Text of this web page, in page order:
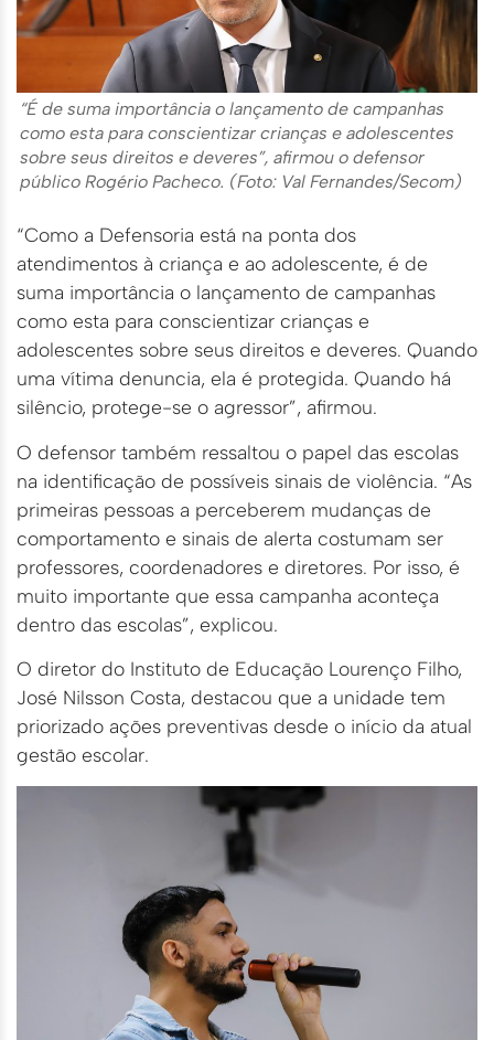
“É de suma importância o lançamento de campanhas
como esta para conscientizar crianças e adolescentes
sobre seus direitos e deveres”, afirmou o defensor
público Rogério Pacheco. (Foto: Val Fernandes/Secom)
“Como a Defensoria está na ponta dos
atendimentos à criança e ao adolescente, é de
suma importância o lançamento de campanhas
como esta para conscientizar crianças e
adolescentes sobre seus direitos e deveres. Quando
uma vítima denuncia, ela é protegida. Quando há
silêncio, protege-se o agressor”, afirmou.
O defensor também ressaltou o papel das escolas
na identificação de possíveis sinais de violência. “As
primeiras pessoas a perceberem mudanças de
comportamento e sinais de alerta costumam ser
professores, coordenadores e diretores. Por isso, é
muito importante que essa campanha aconteça
dentro das escolas”, explicou.
O diretor do Instituto de Educação Lourenço Filho,
José Nilsson Costa, destacou que a unidade tem
priorizado ações preventivas desde o início da atual
gestão escolar.